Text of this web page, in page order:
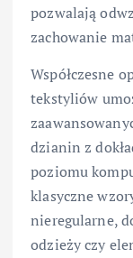
pozwalają
zachowanie
Współczesne
tekstyliów
dzianin z
poziomu
klasyczne
nieregularne,
odzieży czy